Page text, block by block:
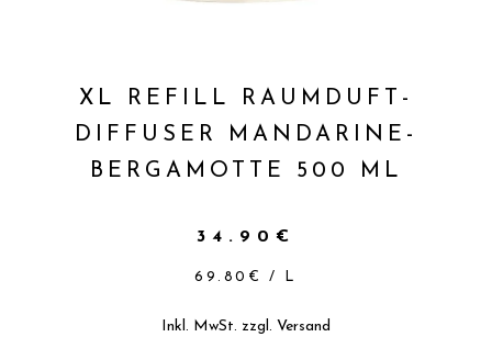
XL REFILL RAUMDUFT-
DIFFUSER MANDARINE-
BERGAMOTTE 500 ML
34.90€
69.80€ / L
Inkl. MwSt. zzgl. Versand